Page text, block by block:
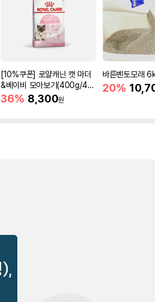
[10%쿠폰] 로얄캐닌 캣 마더
&베이비 모아보기(400g/4/1
0kg)
36% 8,300원
바른벤토모래
20%